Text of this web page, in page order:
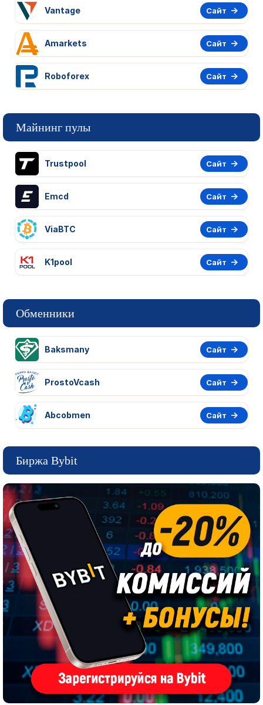
Vantage Сайт
Amarkets Сайт
Roboforex Сайт
Майнинг пулы
Trustpool Сайт
Emcd Сайт
ViaBTC Сайт
K1pool Сайт
Обменники
Baksmany Сайт
ProstoVcash Сайт
Abcobmen Сайт
Биржа Bybit